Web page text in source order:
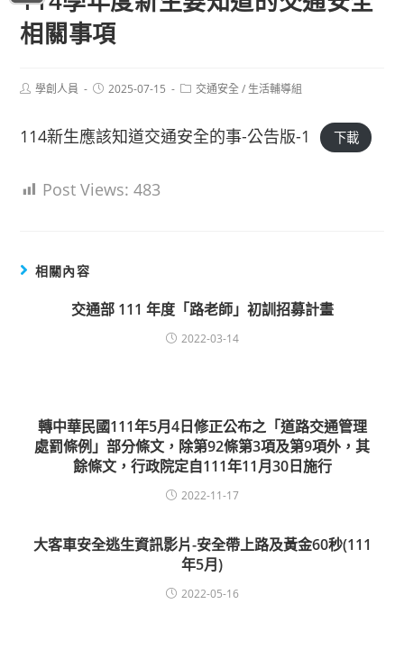
相關事項
Post學創人員
Post2025-07-15
Post交通安全 / 生活輔導組
114新生應該知道交通安全的事-公告版-1 下載
Post Views: 483
相關內容
交通部 111 年度「路老師」初訓招募計畫
2022-03-14
轉中華民國111年5月4日修正公布之「道路交通管理
處罰條例」部分條文，除第92條第3項及第9項外，其
餘條文，行政院定自111年11月30日施行
2022-11-17
大客車安全逃生資訊影片-安全帶上路及黃金60秒(111
年5月)
2022-05-16